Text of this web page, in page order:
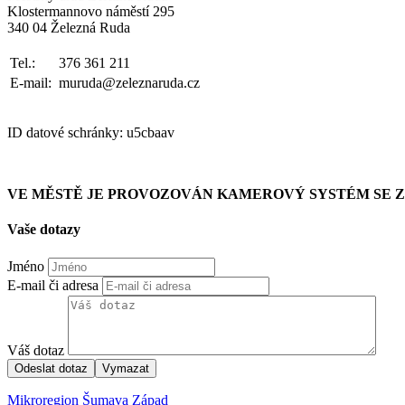
Klostermannovo náměstí 295
340 04 Železná Ruda
Tel.:
376 361 211
E-mail: muruda@zeleznaruda.cz
ID datové schránky: u5cbaav
VE MĚSTĚ JE PROVOZOVÁN KAMEROVÝ SYSTÉM SE
Vaše dotazy
Jméno
E-mail či adresa
Váš dotaz
Mikroregion Šumava Západ